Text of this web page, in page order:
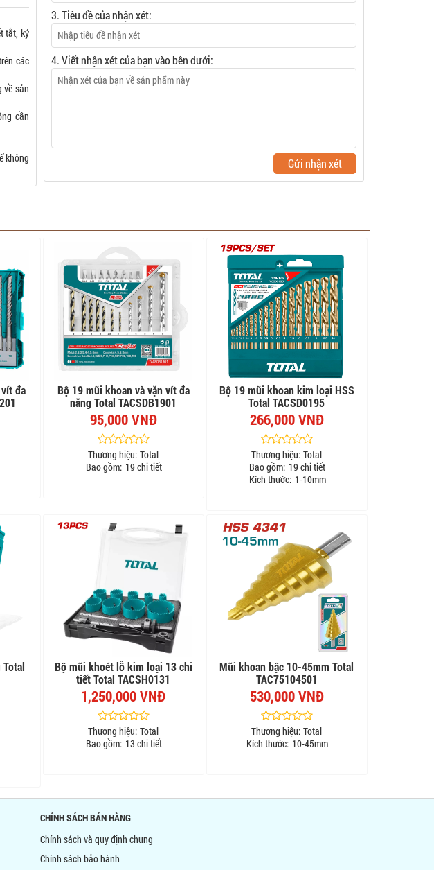
tắt, ký
các
về sản
cần
không
3. Tiêu đề của nhận xét:
4. Viết nhận xét của bạn vào bên dưới:
Gửi nhận xét
đa
Bộ 19 mũi khoan và vặn vít đa
năng Total TACSDB1901
95,000 VNĐ
Thương hiệu: Total
Bao gồm: 19 chi tiết
Bộ 19 mũi khoan kim loại HSS
Total TACSD0195
266,000 VNĐ
Thương hiệu: Total
Bao gồm: 19 chi tiết
Kích thước: 1-10mm
Bộ mũi khoét lỗ kim loại 13 chi
tiết Total TACSH0131
1,250,000 VNĐ
Thương hiệu: Total
Bao gồm: 13 chi tiết
Mũi khoan bậc 10-45mm Total
TAC75104501
530,000 VNĐ
Thương hiệu: Total
Kích thước: 10-45mm
CHÍNH SÁCH BÁN HÀNG
Chính sách và quy định chung
Chính sách bảo hành